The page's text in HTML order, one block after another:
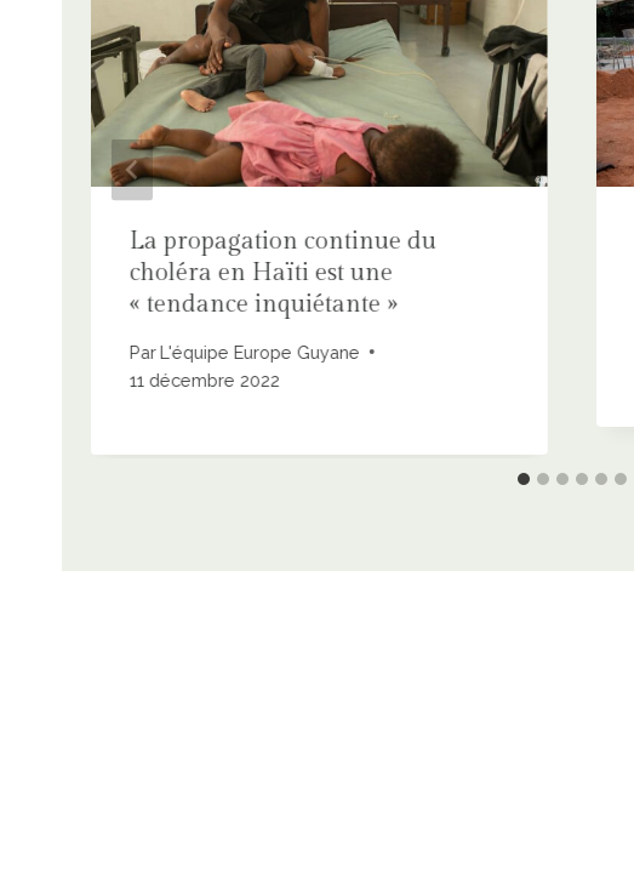
La propagation continue du
choléra en Haïti est une
« tendance inquiétante »
ParL'équipe Europe Guyane
11 décembre 2022